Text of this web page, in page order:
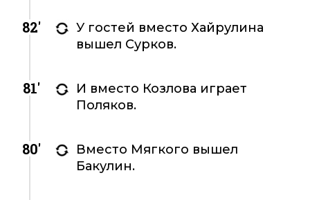
82'
У гостей вместо Хайрулина
вышел Сурков.
81'
И вместо Козлова играет
Поляков.
80'
Вместо Мягкого вышел
Бакулин.